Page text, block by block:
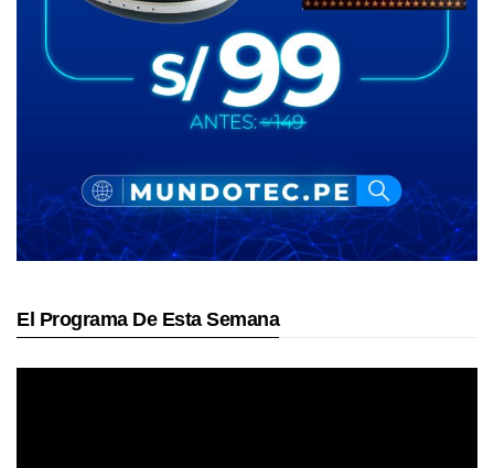
El Programa De Esta Semana